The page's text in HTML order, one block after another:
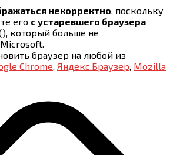
некорректно, поскольку
его с устаревшего браузера
), который больше не
браузер на любой из
Chrome, Яндекс.Браузер, Mozilla